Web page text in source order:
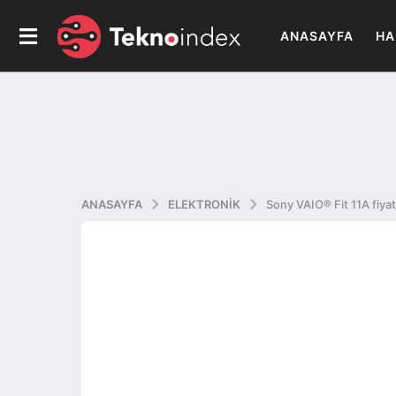
ANASAYFA
ANASAYFA ELEKTRONIK Sony VAIO® Fit 11A